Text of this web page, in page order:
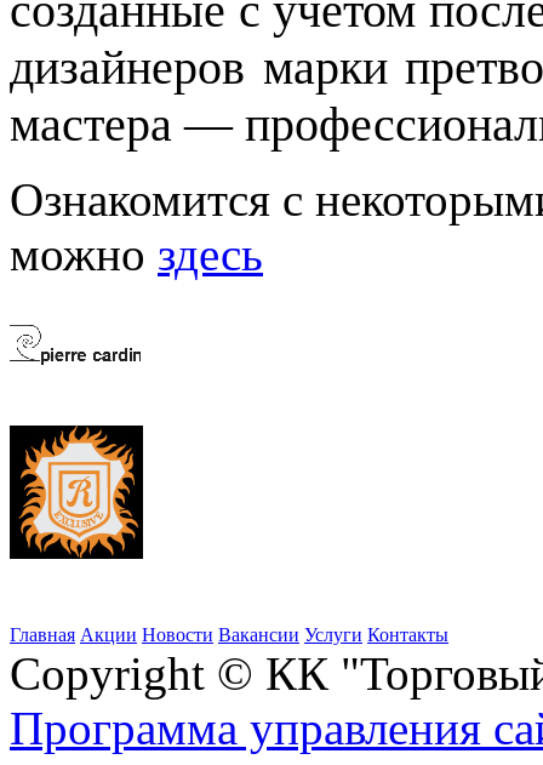
дизайнеров марки
мастера —
Ознакомится с
можно здесь
Главная Акции Новости Вакансии Услуги Контакты
Copyright © КК
Программа управления